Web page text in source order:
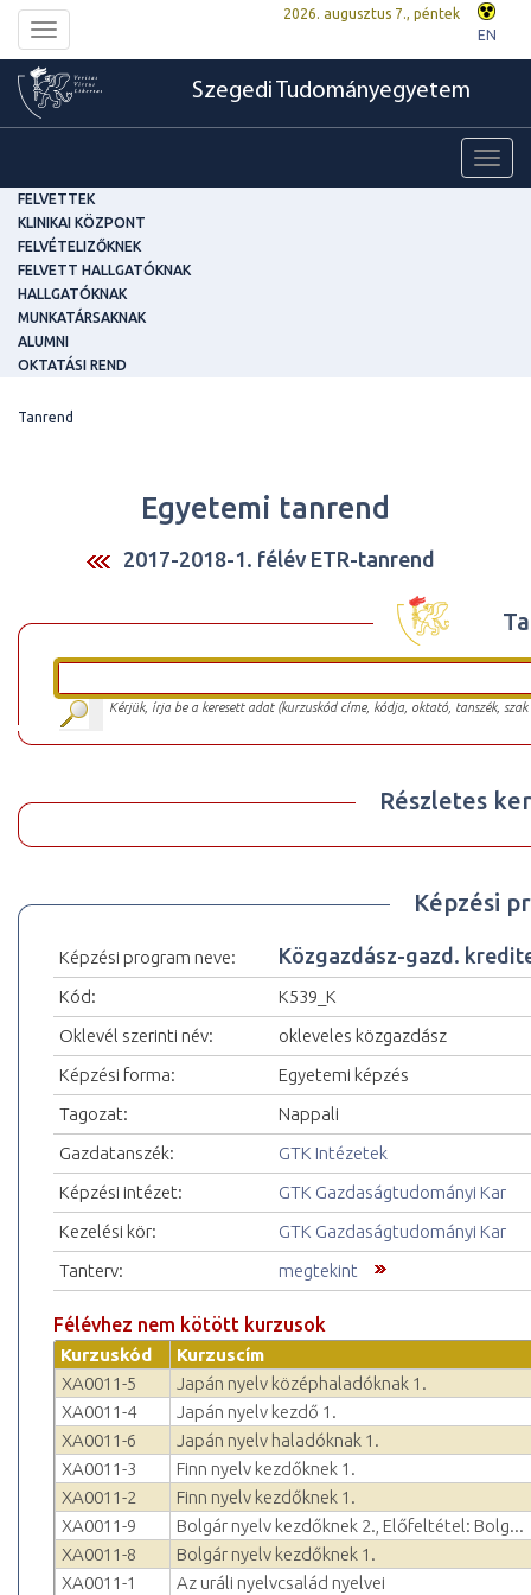
Toggle
navigation
2026. augusztus 7., péntek
EN
Szegedi Tudományegyetem
FELVETTEK
KLINIKAI KÖZPONT
FELVÉTELIZŐKNEK
FELVETT HALLGATÓKNAK
HALLGATÓKNAK
MUNKATÁRSAKNAK
ALUMNI
OKTATÁSI REND
Tanrend
Egyetemi tanrend
2017-2018-1. félév ETR-tanrend
Kérjük, írja be a keresett adat (kurzuskód címe, kódja, oktató, tanszék,
Részletes
Képzési
Képzési program neve: Közgazdász-gazd.
Kód:
K539_K
Oklevél szerinti név:
okleveles közgazdász
Képzési forma:
Egyetemi képzés
Tagozat:
Nappali
Gazdatanszék:
GTK Intézetek
Képzési intézet:
GTK Gazdaságtudományi Kar
Kezelési kör:
GTK Gazdaságtudományi Kar
Tanterv:
megtekint
Félévhez nem kötött kurzusok
Kurzuskód
Kurzuscím
XA0011-5
Japán nyelv középhaladóknak 1.
XA0011-4
Japán nyelv kezdő 1.
XA0011-6
Japán nyelv haladóknak 1.
XA0011-3
Finn nyelv kezdőknek 1.
XA0011-2
Finn nyelv kezdőknek 1.
XA0011-9
Bolgár nyelv kezdőknek 2., Előfeltétel: Bolg...
XA0011-8
Bolgár nyelv kezdőknek 1.
XA0011-1
Az uráli nyelvcsalád nyelvei